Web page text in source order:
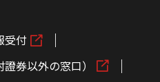
受付
券以外の窓口）